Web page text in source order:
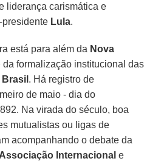
liderança carismática e
presidente Lula.
está para além da Nova
da formalização institucional das
Brasil . Há registro de
de maio - dia do
Na virada do século, boa
mutualistas ou ligas de
acompanhando o debate da
Associação Internacional e